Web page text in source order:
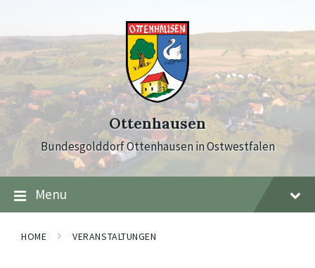
content
main
navigation
footer
Ottenhausen
Bundesgolddorf Ottenhausen in Ostwestfalen
Menu
HOME VERANSTALTUNGEN